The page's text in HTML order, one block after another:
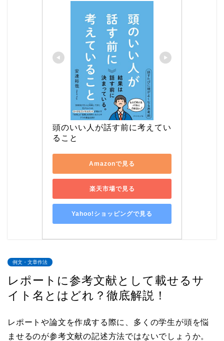
頭のいい人が話す前に考えてい
ること
Amazonで見る
楽天市場で見る
Yahoo!ショッピングで見る
例文・文章作法
レポートに参考文献として載せるサ
イト名とはどれ？徹底解説！
レポートや論文を作成する際に、多くの学生が頭を悩
ませるのが参考文献の記述方法ではないでしょうか。